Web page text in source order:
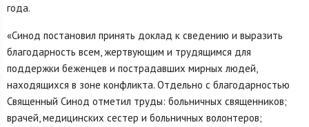
года.
«Синод постановил принять доклад к сведению и выразить
благодарность всем, жертвующим и трудящимся для
поддержки беженцев и пострадавших мирных людей,
находящихся в зоне конфликта. Отдельно с благодарностью
Священный Синод отметил труды: больничных священников;
врачей, медицинских сестер и больничных волонтеров;